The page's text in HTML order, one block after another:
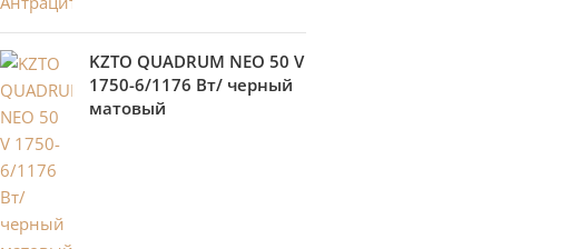
KZTO QUADRUM NEO 50 V
1750-6/1176 Вт/ черный
матовый